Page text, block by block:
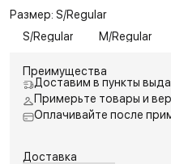
Размер: S/Regular
S/Regular
M/Regular
Преимущества
Доставим в пункты
Примерьте товары и
Оплачивайте после
Доставка